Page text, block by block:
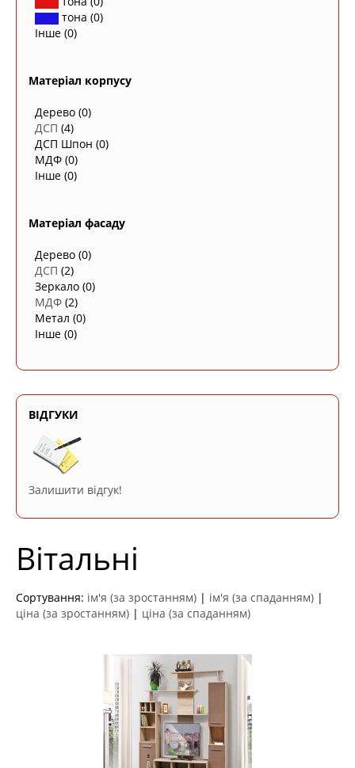
тона (0)
Інше (0)
Матеріал корпусу
Дерево (0)
ДСП (4)
ДСП Шпон (0)
МДФ (0)
Інше (0)
Матеріал фасаду
Дерево (0)
ДСП (2)
Зеркало (0)
МДФ (2)
Метал (0)
Інше (0)
ВІДГУКИ
Залишити відгук!
Вітальні
Сортування: ім'я (за зростанням) | ім'я (за спаданням) |
ціна (за зростанням) | ціна (за спаданням)